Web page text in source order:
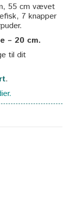
55 cm vævet
7 knapper
– 20 cm.
til dit
.